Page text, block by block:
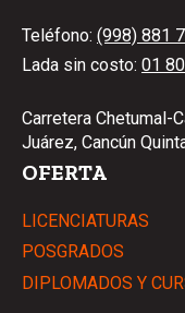
Teléfono: (998) 881
Lada sin costo: 01
Carretera Chetumal-
Juárez, Cancún
OFERTA
LICENCIATURAS
POSGRADOS
DIPLOMADOS Y